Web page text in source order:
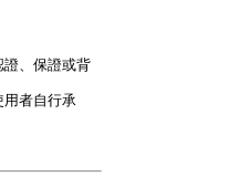
證、保證或背
用者自行承